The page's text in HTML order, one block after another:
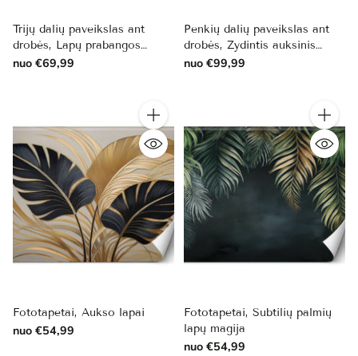
Trijų dalių paveikslas ant
drobės, Lapų prabangos
magija
nuo €69,99
Penkių dalių paveikslas ant
drobės, Žydintis auksinis
medis baltuose žieduose
nuo €99,99
Kiekis
Fototapetai, Aukso lapai
nuo €54,99
Kiekis
Fototapetai, Subtilių palmių
lapų magija
nuo €54,99